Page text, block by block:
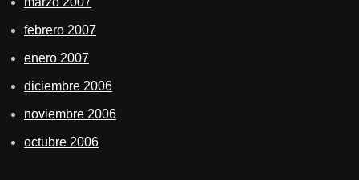
febrero 2007
enero 2007
diciembre 2006
noviembre 2006
octubre 2006